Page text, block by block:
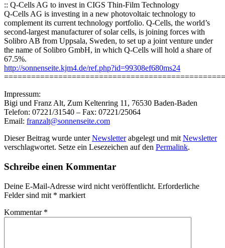
:: Q-Cells AG to invest in CIGS Thin-Film Technology
Q-Cells AG is investing in a new photovoltaic technology to
complement its current technology portfolio. Q-Cells, the world’s
second-largest manufacturer of solar cells, is joining forces with
Solibro AB from Uppsala, Sweden, to set up a joint venture under
the name of Solibro GmbH, in which Q-Cells will hold a share of
67.5%.
http://sonnenseite.kjm4.de/ref.php?id=99308ef680ms24
Impressum:
Bigi und Franz Alt, Zum Keltenring 11, 76530 Baden-Baden
Telefon: 07221/31540 – Fax: 07221/25064
Email: franzalt@sonnenseite.com
Dieser Beitrag wurde unterNewsletterabgelegt und mitNewsletter
verschlagwortet. Setze ein Lesezeichen auf den Permalink.
Schreibe einen Kommentar
Deine E-Mail-Adresse wird nicht veröffentlicht. Erforderliche
Felder sind mit * markiert
Kommentar *